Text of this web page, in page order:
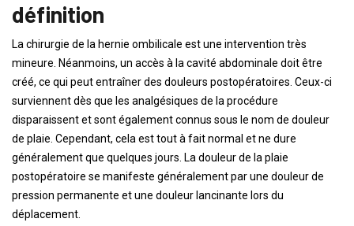
définition
La chirurgie de la hernie ombilicale est une intervention très
mineure. Néanmoins, un accès à la cavité abdominale doit être
créé, ce qui peut entraîner des douleurs postopératoires. Ceux-ci
surviennent dès que les analgésiques de la procédure
disparaissent et sont également connus sous le nom de douleur
de plaie. Cependant, cela est tout à fait normal et ne dure
généralement que quelques jours. La douleur de la plaie
postopératoire se manifeste généralement par une douleur de
pression permanente et une douleur lancinante lors du
déplacement.